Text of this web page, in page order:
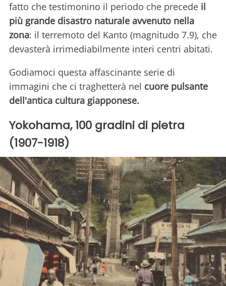
fatto che testimonino il periodo che precede il
più grande disastro naturale avvenuto nella
zona: il terremoto del Kanto (magnitudo 7.9), che
devasterà irrimediabilmente interi centri abitati.
Godiamoci questa affascinante serie di
immagini che ci traghetterà nel cuore pulsante
dell'antica cultura giapponese.
Yokohama, 100 gradini di pietra
(1907-1918)